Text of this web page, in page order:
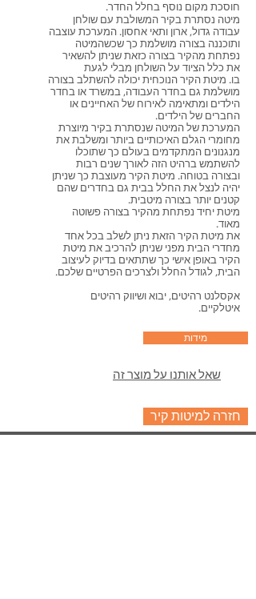
חוסכת מקום נוסף בחלל החדר.
מיטה נסתרת בקיר המשולבת עם שולחן
עבודה גדול, ארון ותאי אחסון. המערכת עוצבה
ותוכננה בצורה מושלמת כך שכשהמיטה
נפתחת מהקיר בצורה כזאת שניתן להשאיר
את כלל הציוד על השולחן מבלי לגעת
בו. מיטת הקיר הנוכחית יכולה להשתלב בצורה
מושלמת גם בחדר העבודה, במשרד או בחדר
הילדים ומתאימה לאירוח של האחיינים או
החברים של הילדים.
המערכת של המיטה שנסתרת בקיר מיוצרת
מחומרי הגלם האיכותיים ביותר ומשלבת את
מנגנונים המתקדמים בעולם כך שתוכלו
להשתמש ברהיט הזה לאורך שנים רבות
ובצורה בטוחה. מיטת הקיר מעוצבת כך שניתן
יהיה לנצל את החלל בבית גם בחדרים שהם
קטנים יותר בצורה מיטבית.
מיטת יחיד נפתחת מהקיר בצורה פשוטה
מאוד.
את מיטת הקיר הזאת ניתן לשלב בכל אחד
מחדרי הבית מפני שניתן להרכיב את מיטת
הקיר באופן אישי כך שתתאים בדיוק לעיצוב
הבית, לגודל החלל ולצרכים הפרטיים שלכם.
אקסלנט רהיטים, יבוא ושיווק רהיטים
איטלקיים.
מידות
שאל אותנו על מוצר זה
חזרה למיטות קיר